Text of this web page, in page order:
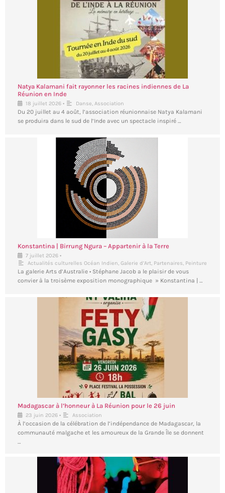
Natya Kalamani fait rayonner les racines indiennes de La
Réunion en Inde
18 juillet 2026 • Danse, Association
Du 20 juillet au 4 août, l’association réunionnaise Natya Kalamani
se produira dans le sud de l’Inde avec un spectacle inspiré …
Konstantina | Birrung Ngura – Appartenir à la Terre
7 juillet 2026 •
Actualités culturelles Océan Indien, Galerie d’Art, Partenaires, Peinture
La galerie Arts d’Australie • Stéphane Jacob a le plaisir de vous
convier à la troisème exposition monographique » Konstantina | …
Madagascar à l’honneur à La Réunion pour le 26 juin
23 juin 2026 • Association
À l’occasion de la célébration de l’indépendance de Madagascar, la
communauté malgache et les amoureux de la Grande Île se donnent
…